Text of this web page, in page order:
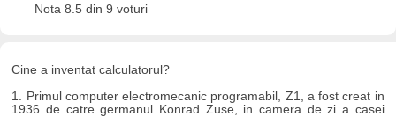
Nota 8.5 din 9 voturi
Cine a inventat calculatorul?
1. Primul computer electromecanic programabil, Z1, a fost creat in
1936 de catre germanul Konrad Zuse, in camera de zi a casei